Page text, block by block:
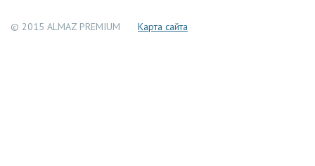
© 2015 ALMAZ PREMIUM Каpта сайта